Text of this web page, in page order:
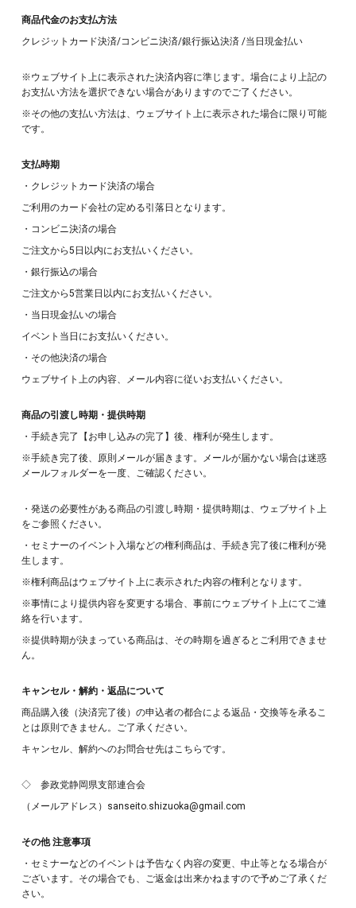
商品代金のお支払方法
クレジットカード決済/コンビニ決済/銀行振込決済 /当日現金払い
※ウェブサイト上に表示された決済内容に準じます。場合により上記の
お支払い方法を選択できない場合がありますのでご了ください。
※その他の支払い方法は、ウェブサイト上に表示された場合に限り可能
です。
支払時期
・クレジットカード決済の場合
ご利用のカード会社の定める引落日となります。
・コンビニ決済の場合
ご注文から5日以内にお支払いください。
・銀行振込の場合
ご注文から5営業日以内にお支払いください。
・当日現金払いの場合
イベント当日にお支払いください。
・その他決済の場合
ウェブサイト上の内容、メール内容に従いお支払いください。
商品の引渡し時期・提供時期
・手続き完了【お申し込みの完了】後、権利が発生します。
※手続き完了後、原則メールが届きます。メールが届かない場合は迷惑
メールフォルダーを一度、ご確認ください。
・発送の必要性がある商品の引渡し時期・提供時期は、ウェブサイト上
をご参照ください。
・セミナーのイベント入場などの権利商品は、手続き完了後に権利が発
生します。
※権利商品はウェブサイト上に表示された内容の権利となります。
※事情により提供内容を変更する場合、事前にウェブサイト上にてご連
絡を行います。
※提供時期が決まっている商品は、その時期を過ぎるとご利用できませ
ん。
キャンセル・解約・返品について
商品購入後（決済完了後）の申込者の都合による返品・交換等を承るこ
とは原則できません。ご了承ください。
キャンセル、解約へのお問合せ先はこちらです。
◇ 参政党静岡県支部連合会
（メールアドレス）sanseito.shizuoka@gmail.com
その他 注意事項
・セミナーなどのイベントは予告なく内容の変更、中止等となる場合が
ございます。その場合でも、ご返金は出来かねますので予めご了承くだ
さい。